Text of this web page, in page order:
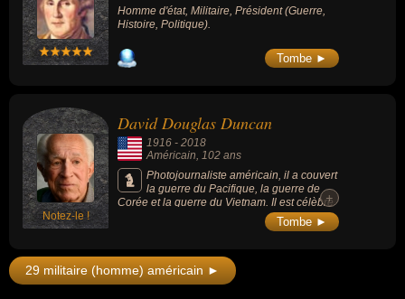
Homme d'état, Militaire, Président (Guerre,
Histoire, Politique).
Tombe ►
Notez-le !
David Douglas Duncan
1916 - 2018
Américain , 102 ans
Photojournaliste américain, il a couvert
la guerre du Pacifique, la guerre de
Corée et la guerre du Vietnam. Il est célèbre
par ailleurs pour ses reportages sur Pablo
Picasso, Martin Gray et Henri Cartier-
+
Tombe ►
29 militaire (homme) américain ►